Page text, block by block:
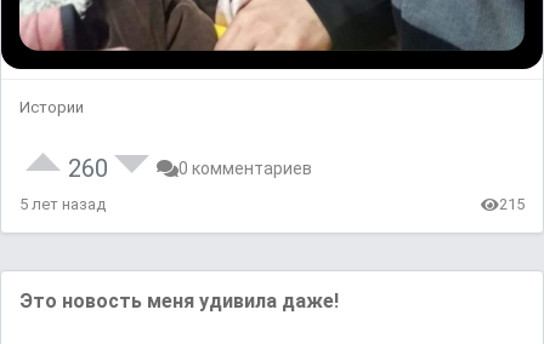
Истории
260 0 комментариев
5 лет назад 215
Это новость меня удивила даже!